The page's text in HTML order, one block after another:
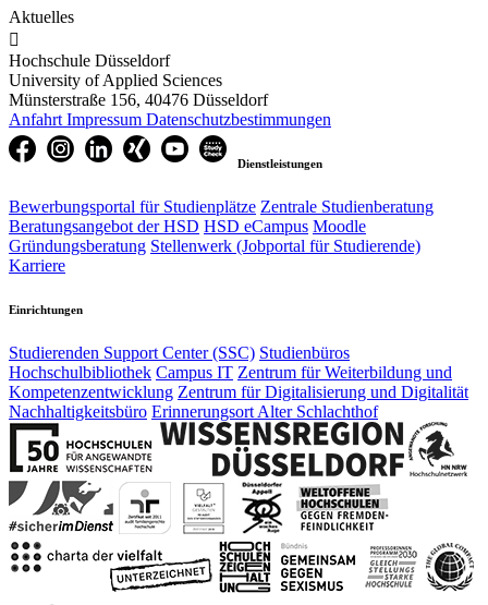
Aktuelles

Hochschule Düsseldorf
University of Applied Sciences
Münsterstraße 156, 40476 Düsseldorf
Anfahrt Impressum Datenschutzbestimmungen
Dienstleistungen
Bewerbungsportal für Studienplätze Zentrale Studienberatung
Beratungsangebot der HSD HSD eCampus Moodle
Gründungsberatung Stellenwerk (Jobportal für Studierende)
Karriere
Einrichtungen
Studierenden Support Center (SSC) Studienbüros
Hochschulbibliothek Campus IT Zentrum für Weiterbildung und
Kompetenzentwicklung Zentrum für Digitalisierung und Digitalität
Nachhaltigkeitsbüro Erinnerungsort Alter Schlachthof